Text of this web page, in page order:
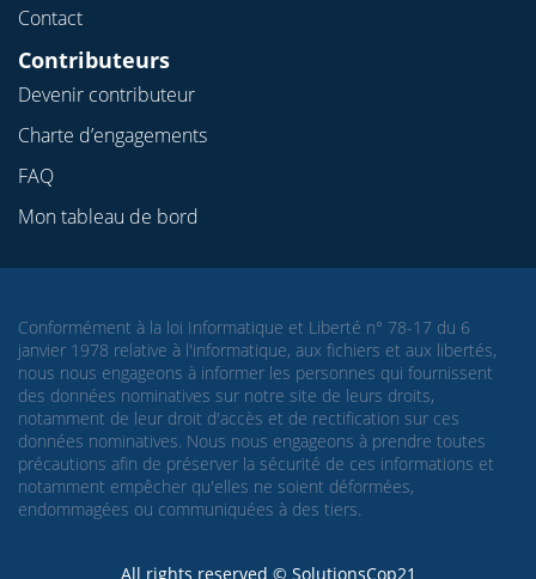
Contact
Contributeurs
Devenir contributeur
Charte d’engagements
FAQ
Mon tableau de bord
Conformément à la loi Informatique et Liberté n° 78-17 du 6
janvier 1978 relative à l'informatique, aux fichiers et aux libertés,
nous nous engageons à informer les personnes qui fournissent
des données nominatives sur notre site de leurs droits,
notamment de leur droit d'accès et de rectification sur ces
données nominatives. Nous nous engageons à prendre toutes
précautions afin de préserver la sécurité de ces informations et
notamment empêcher qu'elles ne soient déformées,
endommagées ou communiquées à des tiers.
All rights reserved © SolutionsCop21